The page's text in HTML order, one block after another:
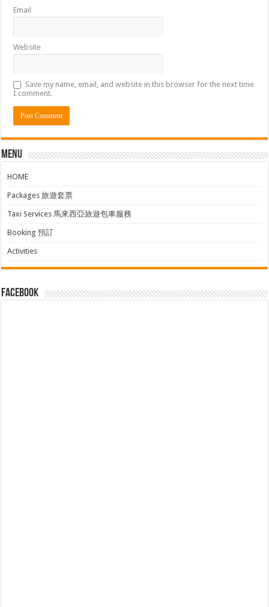
Email
Website
Save my name, email, and website in this browser for the next time
I comment.
Menu
HOME
Packages 旅遊套票
Taxi Services 馬來西亞旅遊包車服務
Booking 預訂
Activities
facebook